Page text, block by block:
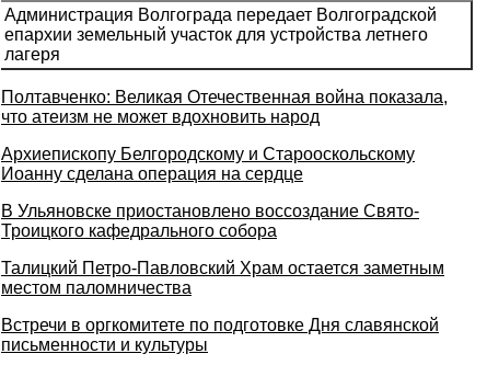
Администрация Волгограда передает Волгоградской
епархии земельный участок для устройства летнего
лагеря
Полтавченко: Великая Отечественная война показала,
что атеизм не может вдохновить народ
Архиепископу Белгородскому и Старооскольскому
Иоанну сделана операция на сердце
В Ульяновске приостановлено воссоздание Свято-
Троицкого кафедрального собора
Талицкий Петро-Павловский Храм остается заметным
местом паломничества
Встречи в оргкомитете по подготовке Дня славянской
письменности и культуры